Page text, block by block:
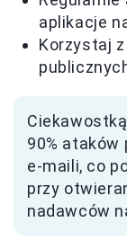
aplikacje
Korzystaj
90% ataków
e-maili, co
przy
nadawców